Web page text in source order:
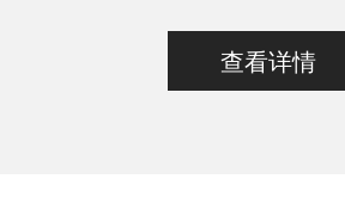
查看详情